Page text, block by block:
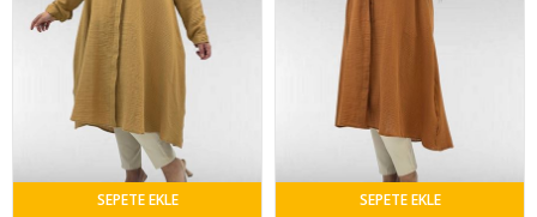
SEPETE EKLE SEPETE EKLE